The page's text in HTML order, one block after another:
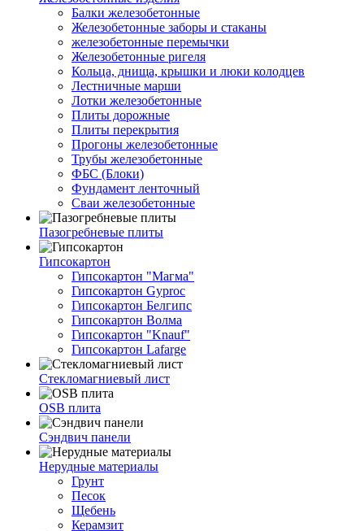
Балки железобетонные
Железобетонные заборы и стаканы
железобетонные перемычки
Железобетонные ригеля
Кольца, днища, крышки и люки колодцев
Лестничные марши
Лотки железобетонные
Плиты дорожные
Плиты перекрытия
Прогоны железобетонные
Трубы железобетонные
ФБС (Блоки)
Фундамент ленточный
Сваи железобетонные
Пазогребневые плиты
Гипсокартон
Гипсокартон "Магма"
Гипсокартон Gyproc
Гипсокартон Белгипс
Гипсокартон Волма
Гипсокартон "Knauf"
Гипсокартон Lafarge
Стекломагниевый лист
OSB плита
Сэндвич панели
Нерудные материалы
Грунт
Песок
Щебень
Керамзит